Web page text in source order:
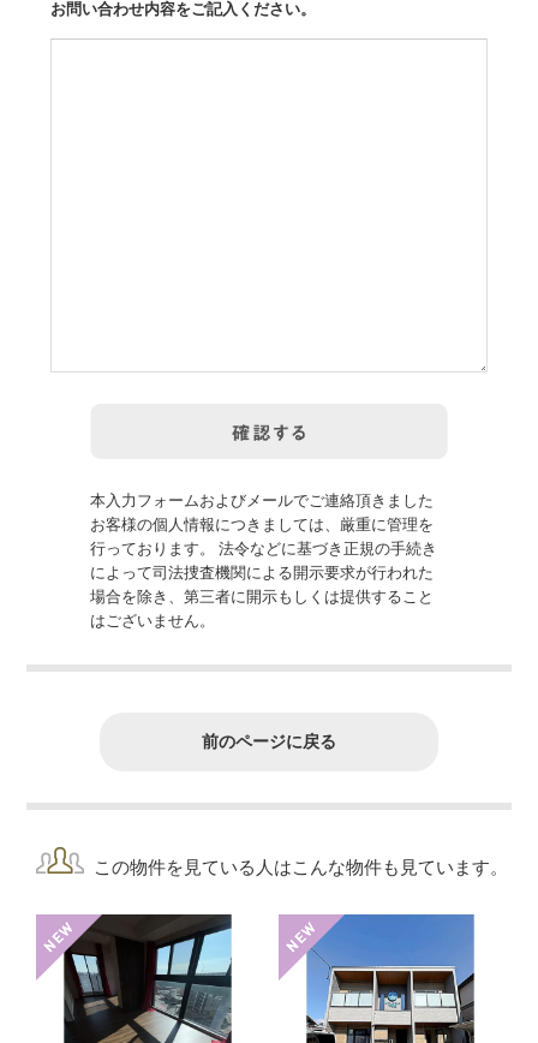
お問い合わせ内容をご記入ください。
本入力フォームおよびメールでご連絡頂きました
お客様の個人情報につきましては、厳重に管理を
行っております。 法令などに基づき正規の手続き
によって司法捜査機関による開示要求が行われた
場合を除き、第三者に開示もしくは提供すること
はございません。
前のページに戻る
この物件を見ている人はこんな物件も見ています。